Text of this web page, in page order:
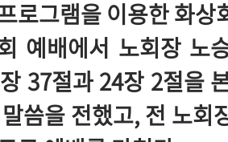
로그램을 이용한 화상
예배에서 노회장 노
37절과 24장 2절을
씀을 전했고, 전 노회